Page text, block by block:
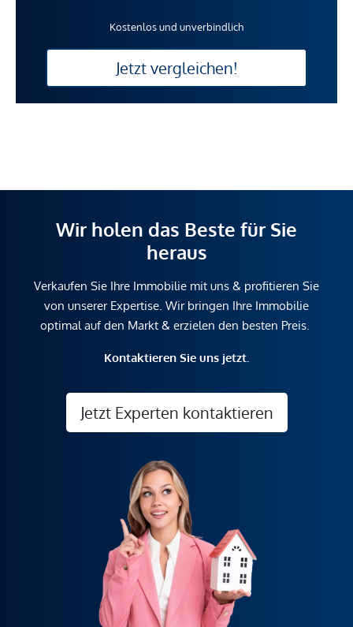
Kostenlos und unverbindlich
Jetzt vergleichen!
Wir holen das Beste für Sie
heraus
Verkaufen Sie Ihre Immobilie mit uns & profitieren Sie
von unserer Expertise. Wir bringen Ihre Immobilie
optimal auf den Markt & erzielen den besten Preis.
Kontaktieren Sie uns jetzt.
Jetzt Experten kontaktieren